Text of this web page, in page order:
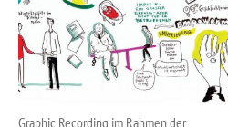
Graphic Recording im Rahmen der